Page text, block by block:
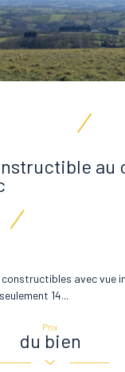
au
avec vue
14...
Prix
du bien